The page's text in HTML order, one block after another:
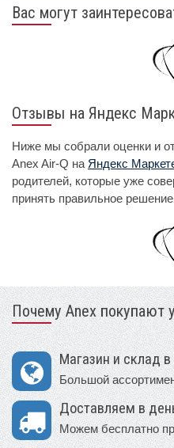
Вас могут
Отзывы на Яндекс
Ниже мы собрали оценки и
Anex Air-Q на Яндекс
родителей, которые уже
принять правильное
Почему Anex покупают
Магазин и склад в
Большой
Доставляем в
Можем бесплатно